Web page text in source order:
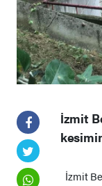
İzmit
İzmit